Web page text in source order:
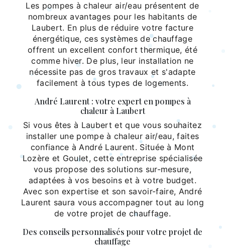
Les pompes à chaleur air/eau présentent de
nombreux avantages pour les habitants de
Laubert. En plus de réduire votre facture
énergétique, ces systèmes de chauffage
offrent un excellent confort thermique, été
comme hiver. De plus, leur installation ne
nécessite pas de gros travaux et s'adapte
facilement à tous types de logements.
André Laurent : votre expert en pompes à
chaleur à Laubert
Si vous êtes à Laubert et que vous souhaitez
installer une pompe à chaleur air/eau, faites
confiance à André Laurent. Située à Mont
Lozère et Goulet, cette entreprise spécialisée
vous propose des solutions sur-mesure,
adaptées à vos besoins et à votre budget.
Avec son expertise et son savoir-faire, André
Laurent saura vous accompagner tout au long
de votre projet de chauffage.
Des conseils personnalisés pour votre projet de
chauffage